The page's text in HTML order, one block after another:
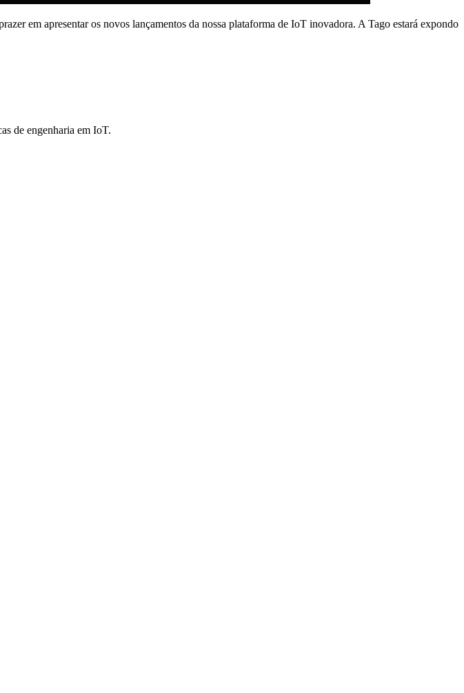
em apresentar os novos lançamentos da nossa plataforma de IoT inovadora. A Tago estará expondo
de engenharia em IoT.